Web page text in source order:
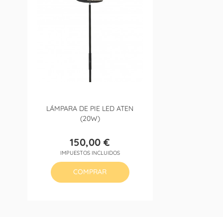
LÁMPARA DE PIE LED ATEN
(20W)
Precio
150,00 €
IMPUESTOS INCLUIDOS
COMPRAR